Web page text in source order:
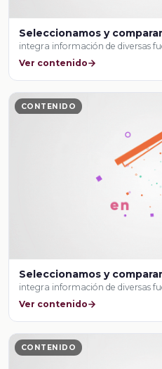
Seleccionamos y
integra información de diversas
Ver contenido
CONTENIDO
Seleccionamos y
integra información de diversas
Ver contenido
CONTENIDO